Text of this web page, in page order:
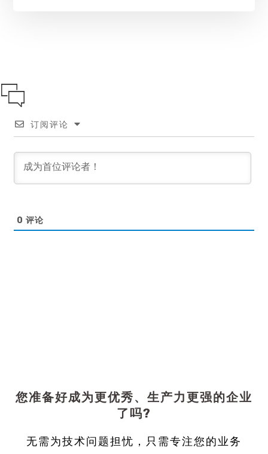
订阅评论
0 评论
您准备好成为更优秀、生产力更强的企业
了吗?
无需为技术问题担忧，只需专注您的业务